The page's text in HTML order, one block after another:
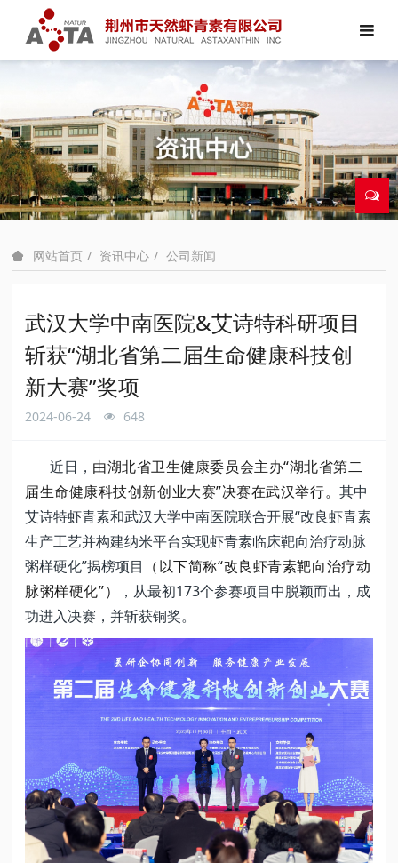
网站首页 资讯中心 公司新闻
武汉大学中南医院&艾诗特科研项目
斩获“湖北省第二届生命健康科技创
新大赛”奖项
2024-06-24 648
近日， 由湖北省卫生健康委员会主办“湖北省第二
届生命健康科技创新创业大赛”决赛在武汉举行。其中
艾诗特虾青素和武汉大学中南医院联合开展“改良虾青素
生产工艺并构建纳米平台实现虾青素临床靶向治疗动脉
粥样硬化”揭榜项目 （以下简称“改良虾青素靶向治疗动
脉粥样硬化”）
，从最初173个参赛项目中脱颖而出，成
功进入决赛，并斩获铜奖。